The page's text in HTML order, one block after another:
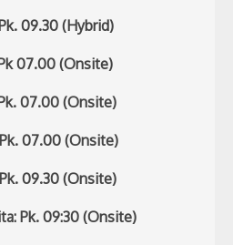
09.30 (Hybrid)
07.00 (Onsite)
07.00 (Onsite)
07.00 (Onsite)
09.30 (Onsite)
Pk. 09:30 (Onsite)